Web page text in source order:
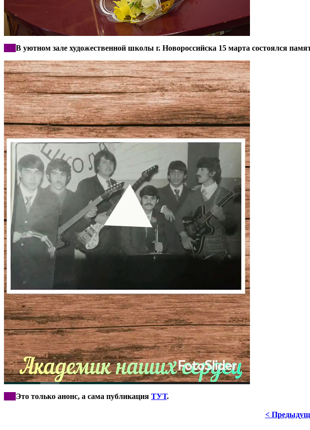
В уютном зале художественной школы г. Новороссийска 15 марта состоялся
Это только анонс, а сама публикация ТУТ.
<